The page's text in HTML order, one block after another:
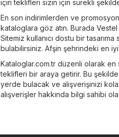
için teklifleri sizin için sürekli
En son indirimlerden ve
kataloglara göz atın. Burada Vestel
Sitemiz kullanıcı dostu bir
bulabilirsiniz. Afşin şehrindeki en
Kataloglar.com.tr düzenli olarak en
teklifleri bir araya getirir. Bu
yerde bulacak ve alışverişinizi
alışverişler hakkında bilgi sahibi